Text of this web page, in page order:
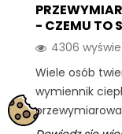
- CZEMU TO
4306
Wiele osób
wymiennik